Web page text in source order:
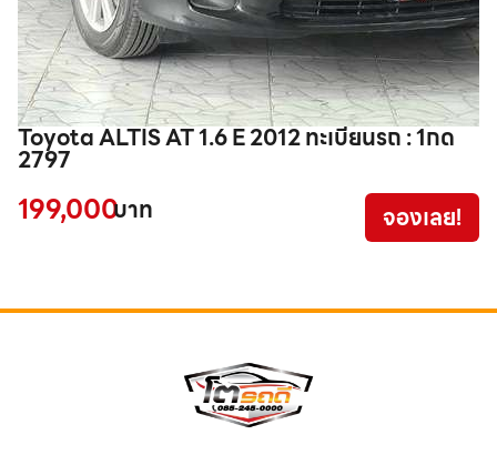
Toyota ALTIS AT 1.6 E 2012 ทะเบียนรถ : 1กด
2797
199,000บาท จองเลย!